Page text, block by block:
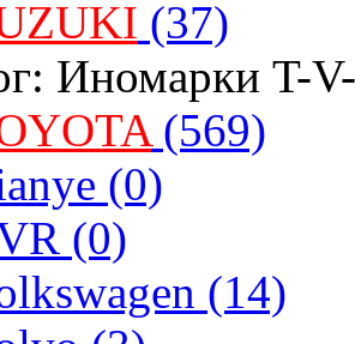
(37)
Иномарки T-
(569)
(0)
(0)
(14)